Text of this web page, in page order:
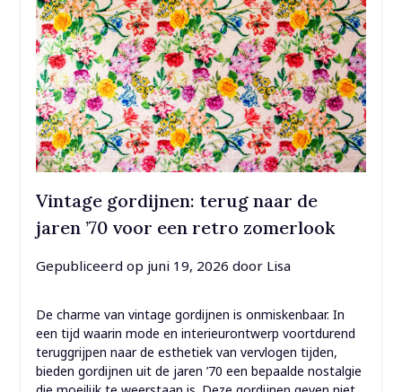
Vintage gordijnen: terug naar de
jaren ’70 voor een retro zomerlook
Gepubliceerd op juni 19, 2026 door Lisa
De charme van vintage gordijnen is onmiskenbaar. In
een tijd waarin mode en interieurontwerp voortdurend
teruggrijpen naar de esthetiek van vervlogen tijden,
bieden gordijnen uit de jaren ’70 een bepaalde nostalgie